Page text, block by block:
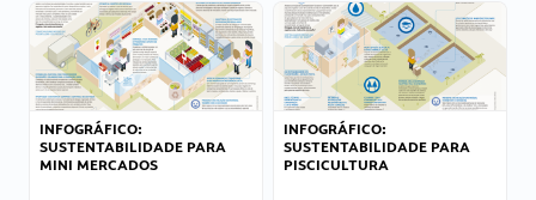
INFOGRÁFICO:
SUSTENTABILIDADE PARA
MINI MERCADOS
INFOGRÁFICO:
SUSTENTABILIDADE PARA
PISCICULTURA